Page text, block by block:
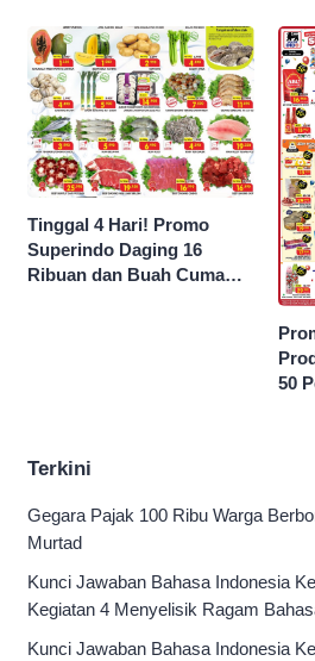
Tinggal 4 Hari! Promo
Superindo Daging 16
Ribuan dan Buah Cuma
50
Terkini
Gegara Pajak 100 Ribu Warga
Murtad
Kunci Jawaban Bahasa Indonesia
Kegiatan 4 Menyelisik Ragam
Kunci Jawaban Bahasa Indonesia